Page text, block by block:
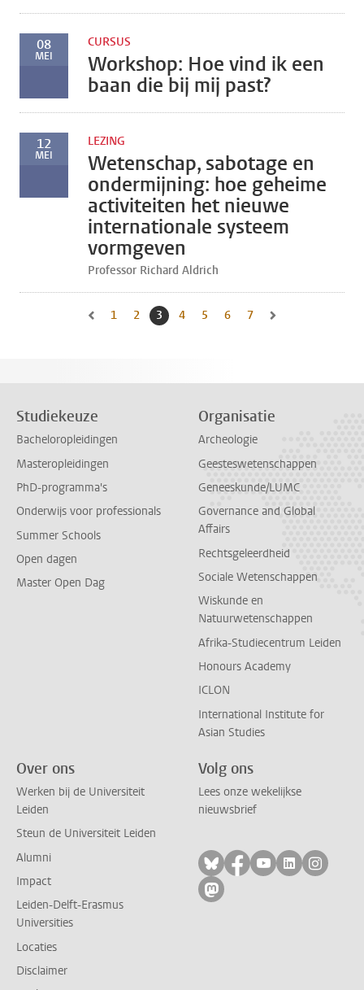
08
MEI
CURSUS
Workshop: Hoe vind ik een
baan die bij mij past?
12
MEI
LEZING
Wetenschap, sabotage en
ondermijning: hoe geheime
activiteiten het nieuwe
internationale systeem
vormgeven
Professor Richard Aldrich
Naar vorige pagina, pagina 2
Naar pagina
1 Naar pagina
2 Huidige pagina, pagina
3 Naar pagina
4 Naar pagina
5 Naar pagina
6 Naar pagina
7
Studiekeuze
Bacheloropleidingen
Masteropleidingen
PhD-programma's
Onderwijs voor professionals
Summer Schools
Open dagen
Master Open Dag
Organisatie
Archeologie
Geesteswetenschappen
Geneeskunde/LUMC
Governance and Global
Affairs
Rechtsgeleerdheid
Sociale Wetenschappen
Wiskunde en
Natuurwetenschappen
Afrika-Studiecentrum Leiden
Honours Academy
ICLON
International Institute for
Asian Studies
Over ons
Werken bij de Universiteit
Leiden
Steun de Universiteit Leiden
Alumni
Impact
Leiden-Delft-Erasmus
Universities
Locaties
Disclaimer
Volg ons
Lees onze wekelijkse
nieuwsbrief
Volg ons op bluesky
Volg ons op
Volg ons op
Volg ons
Volg
Volg ons op mastodon